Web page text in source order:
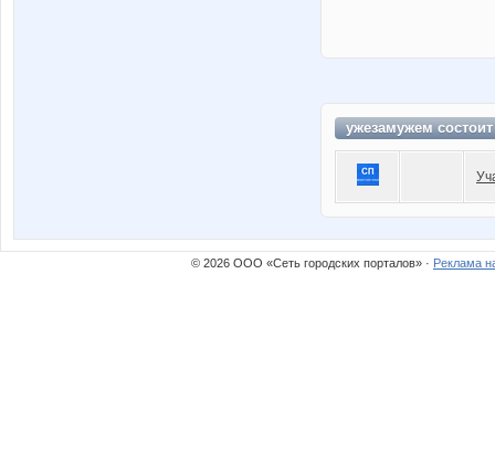
ужезамужем
© 2026 ООО «Сеть городских порталов» · Реклама